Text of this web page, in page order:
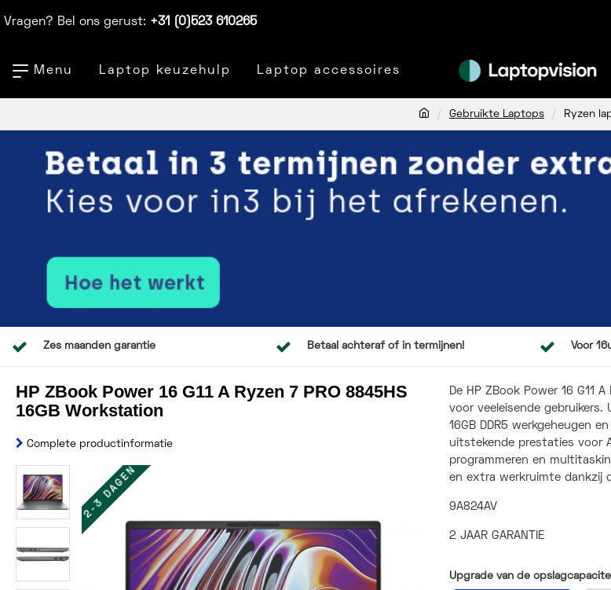
Vragen? Bel ons gerust: +31 (0)523 610265
Menu Laptop keuzehulp Laptop accessoires
Gebruikte Laptops Ryzen
Zes maanden garantie Betaal achteraf of in termijnen! Voor
HP ZBook Power 16 G11 A Ryzen 7 PRO 8845HS
16GB Workstation
Complete productinformatie
2-3 DAGEN
De HP ZBook Power 16
voor veeleisende gebruikers.
16GB DDR5 werkgeheugen
uitstekende prestaties voor
programmeren en
en extra werkruimte dankzij
9A824AV
2 JAAR GARANTIE
Upgrade van de